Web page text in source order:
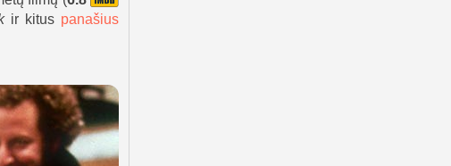
ir kitus panašius